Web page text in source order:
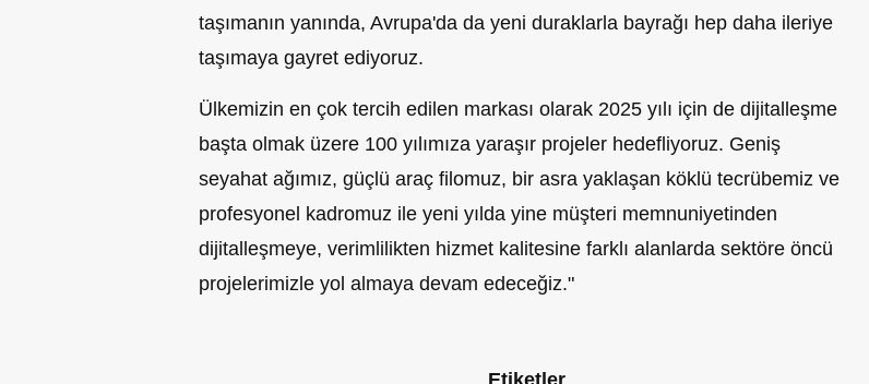
taşımanın yanında, Avrupa'da da yeni duraklarla bayrağı hep daha ileriye
taşımaya gayret ediyoruz.
Ülkemizin en çok tercih edilen markası olarak 2025 yılı için de dijitalleşme
başta olmak üzere 100 yılımıza yaraşır projeler hedefliyoruz. Geniş
seyahat ağımız, güçlü araç filomuz, bir asra yaklaşan köklü tecrübemiz ve
profesyonel kadromuz ile yeni yılda yine müşteri memnuniyetinden
dijitalleşmeye, verimlilikten hizmet kalitesine farklı alanlarda sektöre öncü
projelerimizle yol almaya devam edeceğiz."
Etiketler